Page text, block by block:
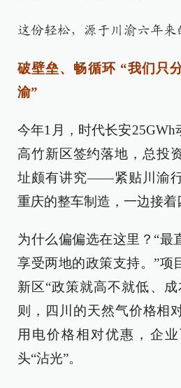
这份轻松，源于川渝六年
破壁垒、畅循环 “我们只
渝”
今年1月，时代长安25GWh
高竹新区签约落地，总投
址颇有讲究——紧贴川渝
重庆的整车制造，一边接着
为什么偏偏选在这里？“最
享受两地的政策支持。”项
新区“政策就高不就低、
则，四川的天然气价格相
用电价格相对优惠，企
头“沾光”。